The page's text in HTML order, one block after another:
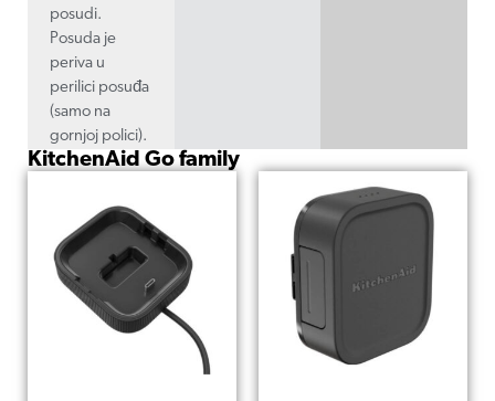
posudi.
Posuda je
periva u
perilici posuđa
(samo na
gornjoj polici).
KitchenAid Go family